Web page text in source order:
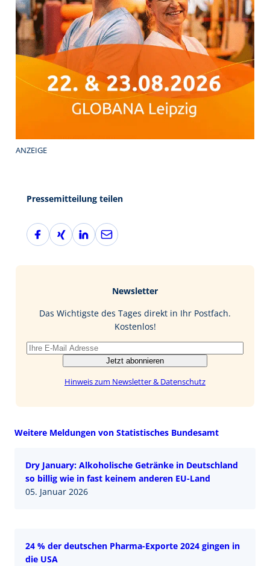
ANZEIGE
Pressemitteilung teilen
F
a
X
i
L
i
I
E
-
Newsletter
Das Wichtigste des Tages direkt in Ihr Postfach.
Kostenlos!
Jetzt abonnieren
Hinweis zum Newsletter & Datenschutz
Weitere Meldungen von Statistisches Bundesamt
Dry January: Alkoholische Getränke in Deutschland
so billig wie in fast keinem anderen EU-Land
05. Januar 2026
24 % der deutschen Pharma-Exporte 2024 gingen in
die USA